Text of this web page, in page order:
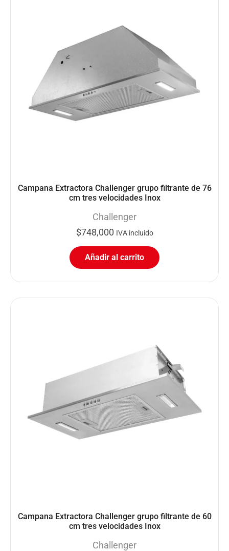
Campana Extractora Challenger grupo filtrante de 76
cm tres velocidades Inox
Challenger
$748,000 IVA incluido
Añadir al carrito
Campana Extractora Challenger grupo filtrante de 60
cm tres velocidades Inox
Challenger